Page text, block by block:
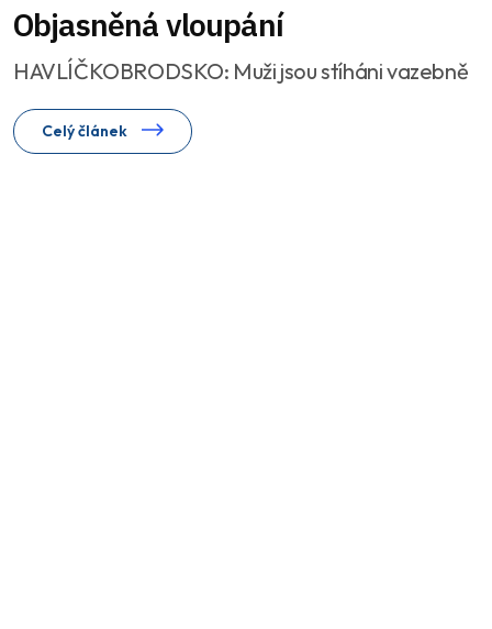
Objasněná vloupání
HAVLÍČKOBRODSKO: Muži jsou stíháni vazebně
Celý článek